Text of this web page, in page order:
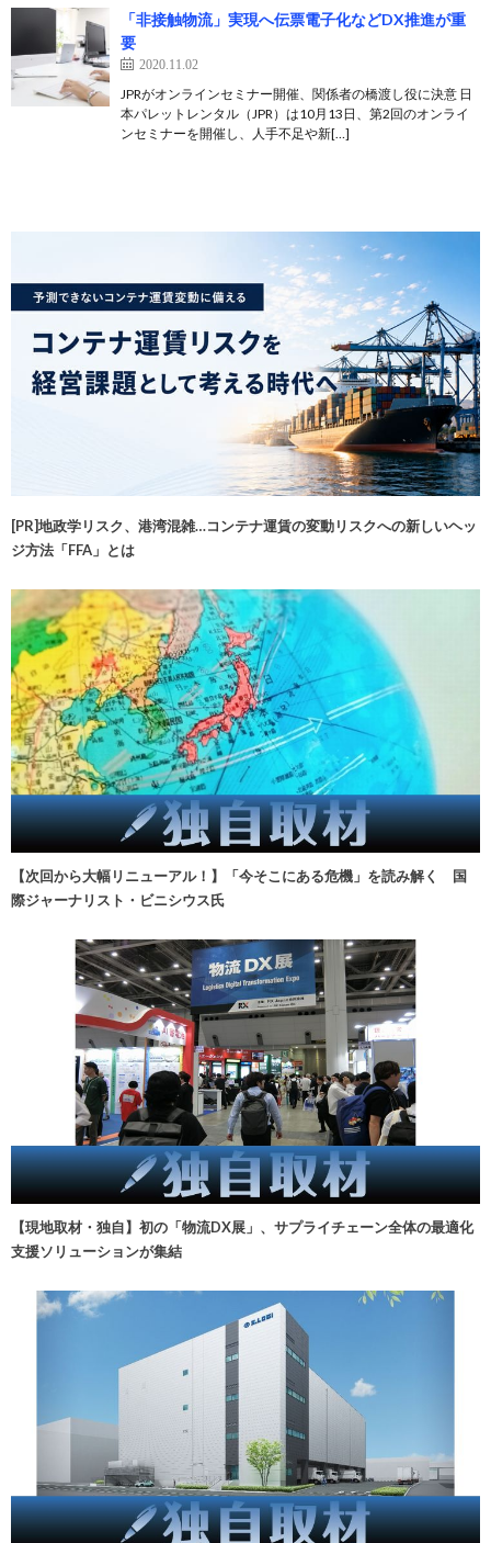
「非接触物流」実現へ伝票電子化などDX推進が重
要
2020.11.02
JPRがオンラインセミナー開催、関係者の橋渡し役に決意 日
本パレットレンタル（JPR）は10月13日、第2回のオンライ
ンセミナーを開催し、人手不足や新[…]
[PR]地政学リスク、港湾混雑…コンテナ運賃の変動リスクへの新しいヘッ
ジ方法「FFA」とは
【次回から大幅リニューアル！】「今そこにある危機」を読み解く 国
際ジャーナリスト・ビニシウス氏
【現地取材・独自】初の「物流DX展」、サプライチェーン全体の最適化
支援ソリューションが集結